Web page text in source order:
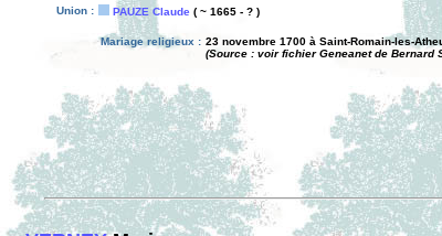
Union : PAUZE Claude ( ~ 1665 - ? )
Mariage religieux : 23 novembre 1700 à Saint-Romain-les-
(Source : voir fichier Geneanet de Bernard